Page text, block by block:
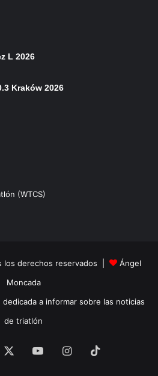
L 2026
Kraków 2026
(WTCS)
los derechos reservados |
Ángel
Moncada
a informar sobre las noticias
de triatlón
YouTubeInstagram